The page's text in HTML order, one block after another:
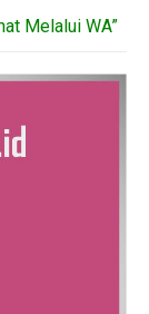
Melalui WA”